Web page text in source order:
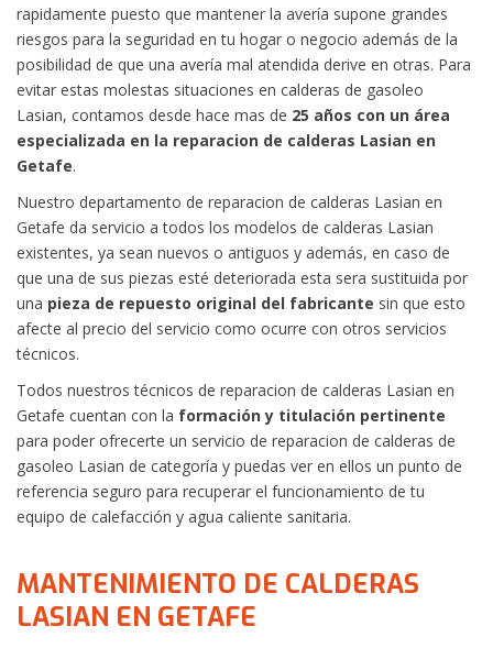
rapidamente puesto que mantener la avería supone grandes
riesgos para la seguridad en tu hogar o negocio además de la
posibilidad de que una avería mal atendida derive en otras. Para
evitar estas molestas situaciones en calderas de gasoleo
Lasian, contamos desde hace mas de 25 años con un área
especializada en la reparacion de calderas Lasian en
Getafe.
Nuestro departamento de reparacion de calderas Lasian en
Getafe da servicio a todos los modelos de calderas Lasian
existentes, ya sean nuevos o antiguos y además, en caso de
que una de sus piezas esté deteriorada esta sera sustituida por
una pieza de repuesto original del fabricante sin que esto
afecte al precio del servicio como ocurre con otros servicios
técnicos.
Todos nuestros técnicos de reparacion de calderas Lasian en
Getafe cuentan con la formación y titulación pertinente
para poder ofrecerte un servicio de reparacion de calderas de
gasoleo Lasian de categoría y puedas ver en ellos un punto de
referencia seguro para recuperar el funcionamiento de tu
equipo de calefacción y agua caliente sanitaria.
MANTENIMIENTO DE CALDERAS
LASIAN EN GETAFE